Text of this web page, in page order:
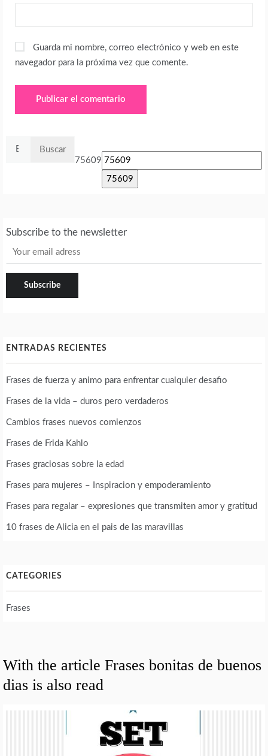
Guarda mi nombre, correo electrónico y web en este
navegador para la próxima vez que comente.
75609
Subscribe to the newsletter
ENTRADAS RECIENTES
Frases de fuerza y animo para enfrentar cualquier desafio
Frases de la vida – duros pero verdaderos
Cambios frases nuevos comienzos
Frases de Frida Kahlo
Frases graciosas sobre la edad
Frases para mujeres – Inspiracion y empoderamiento
Frases para regalar – expresiones que transmiten amor y gratitud
10 frases de Alicia en el pais de las maravillas
CATEGORIES
Frases
With the article Frases bonitas de buenos
dias is also read